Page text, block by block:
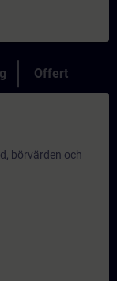
Offert
börvärden och